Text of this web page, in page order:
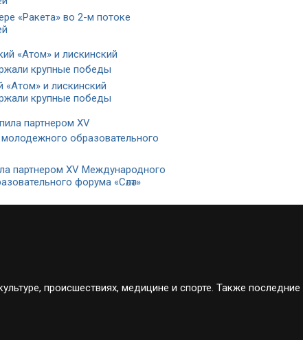
«Ракета» во 2-м потоке
и лискинский
крупные победы
партнером XV Международного
форума «Сәләт»
происшествиях, медицине и спорте. Также